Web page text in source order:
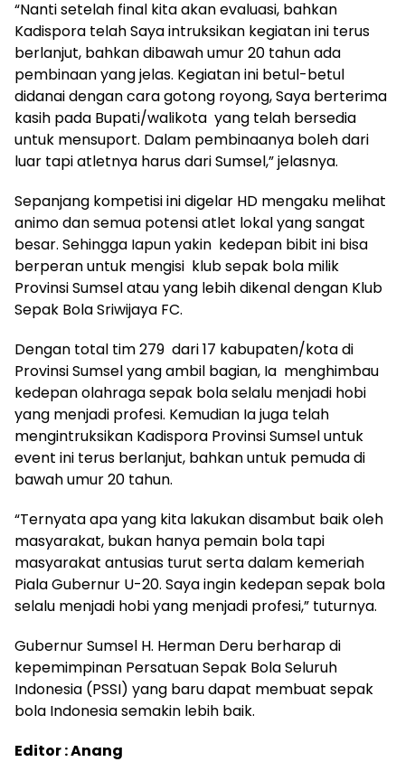
“Nanti setelah final kita akan evaluasi, bahkan
Kadispora telah Saya intruksikan kegiatan ini terus
berlanjut, bahkan dibawah umur 20 tahun ada
pembinaan yang jelas. Kegiatan ini betul-betul
didanai dengan cara gotong royong, Saya berterima
kasih pada Bupati/walikota yang telah bersedia
untuk mensuport. Dalam pembinaanya boleh dari
luar tapi atletnya harus dari Sumsel,” jelasnya.
Sepanjang kompetisi ini digelar HD mengaku melihat
animo dan semua potensi atlet lokal yang sangat
besar. Sehingga Iapun yakin kedepan bibit ini bisa
berperan untuk mengisi klub sepak bola milik
Provinsi Sumsel atau yang lebih dikenal dengan Klub
Sepak Bola Sriwijaya FC.
Dengan total tim 279 dari 17 kabupaten/kota di
Provinsi Sumsel yang ambil bagian, Ia menghimbau
kedepan olahraga sepak bola selalu menjadi hobi
yang menjadi profesi. Kemudian Ia juga telah
mengintruksikan Kadispora Provinsi Sumsel untuk
event ini terus berlanjut, bahkan untuk pemuda di
bawah umur 20 tahun.
“Ternyata apa yang kita lakukan disambut baik oleh
masyarakat, bukan hanya pemain bola tapi
masyarakat antusias turut serta dalam kemeriah
Piala Gubernur U-20. Saya ingin kedepan sepak bola
selalu menjadi hobi yang menjadi profesi,” tuturnya.
Gubernur Sumsel H. Herman Deru berharap di
kepemimpinan Persatuan Sepak Bola Seluruh
Indonesia (PSSI) yang baru dapat membuat sepak
bola Indonesia semakin lebih baik.
Editor : Anang